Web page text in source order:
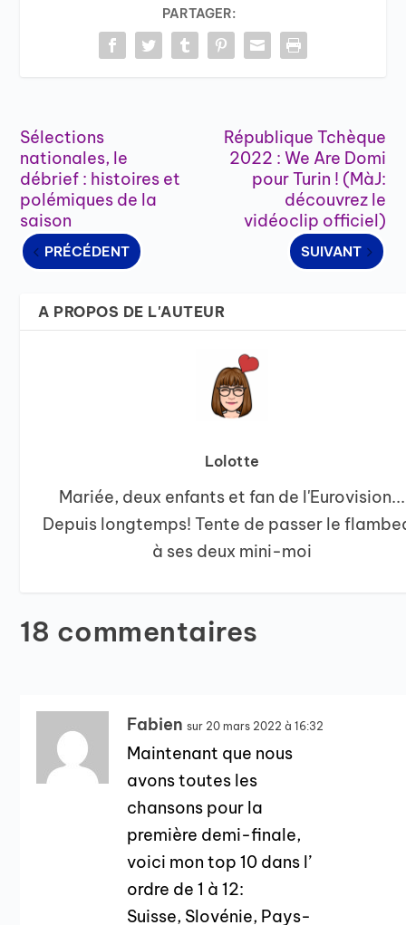
PARTAGER:
Sélections
nationales, le
débrief : histoires et
polémiques de la
saison
PRÉCÉDENT
République Tchèque
2022 : We Are Domi
pour Turin ! (MàJ:
découvrez le
vidéoclip officiel)
SUIVANT
A PROPOS DE L'AUTEUR
Lolotte
Mariée, deux enfants et fan de l'Eurovision...
Depuis longtemps! Tente de passer le
à ses deux mini-moi
18 commentaires
Fabien sur 20 mars 2022 à 16:32
Maintenant que nous
avons toutes les
chansons pour la
première demi-finale,
voici mon top 10 dans l’
ordre de 1 à 12:
Suisse, Slovénie, Pays-